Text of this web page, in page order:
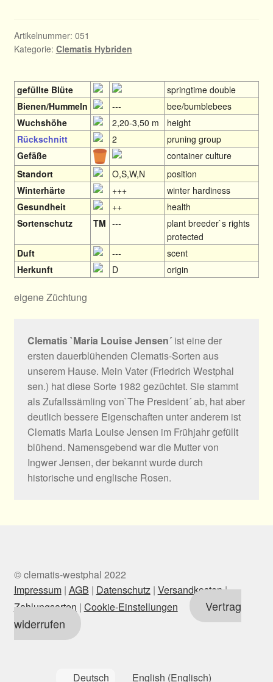
Artikelnummer: 051
Kategorie: Clematis Hybriden
gefüllte Blüte
springtime double
Bienen/Hummeln
---
bee/bumblebees
Wuchshöhe
2,20-3,50 m
height
Rückschnitt
2
pruning group
Gefäße
container culture
Standort
O,S,W,N
position
Winterhärte
+++
winter hardiness
Gesundheit
++
health
Sortenschutz
TM ---
plant breeder`s rights
protected
Duft
---
scent
Herkunft
D origin
eigene Züchtung
Clematis `Maria Louise Jensen´ ist eine der
ersten dauerblühenden Clematis-Sorten aus
unserem Hause. Mein Vater (Friedrich Westphal
sen.) hat diese Sorte 1982 gezüchtet. Sie stammt
als Zufallssämling von`The President´ ab, hat aber
deutlich bessere Eigenschaften unter anderem ist
Clematis Maria Louise Jensen im Frühjahr gefüllt
blühend. Namensgebend war die Mutter von
Ingwer Jensen, der bekannt wurde durch
historische und englische Rosen.
© clematis-westphal 2022
Impressum| AGB | Datenschutz | Versandkosten|
Zahlungsarten | Cookie-Einstellungen
Vertrag
widerrufen
Deutsch English (Englisch)